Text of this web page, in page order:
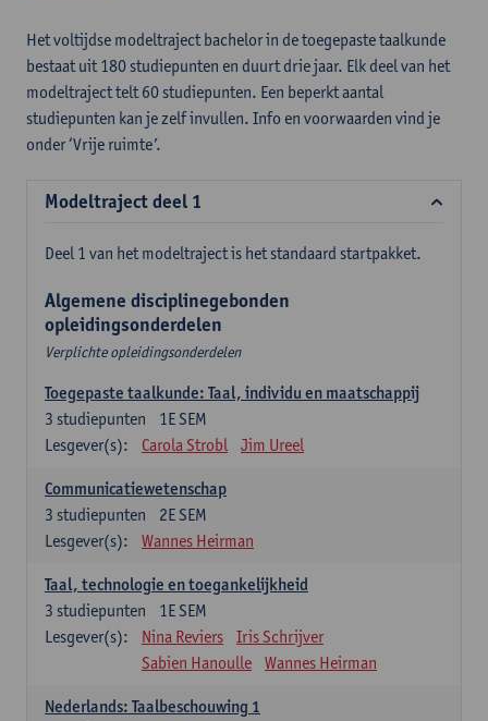
Het voltijdse modeltraject bachelor in de toegepaste taalkunde
bestaat uit 180 studiepunten en duurt drie jaar. Elk deel van het
modeltraject telt 60 studiepunten. Een beperkt aantal
studiepunten kan je zelf invullen. Info en voorwaarden vind je
onder ‘Vrije ruimte’.
Modeltraject deel 1
Deel 1 van het modeltraject is het standaard startpakket.
Algemene disciplinegebonden
opleidingsonderdelen
Verplichte opleidingsonderdelen
Toegepaste taalkunde: Taal, individu en maatschappij
1E SEM
3 studiepunten
Lesgever(s):
Carola Strobl Jim Ureel
Communicatiewetenschap
2E SEM
3 studiepunten
Lesgever(s):
Wannes Heirman
Taal, technologie en toegankelijkheid
1E SEM
3 studiepunten
Lesgever(s):
Nina Reviers
Iris Schrijver
Sabien Hanoulle
Wannes Heirman
Nederlands: Taalbeschouwing 1